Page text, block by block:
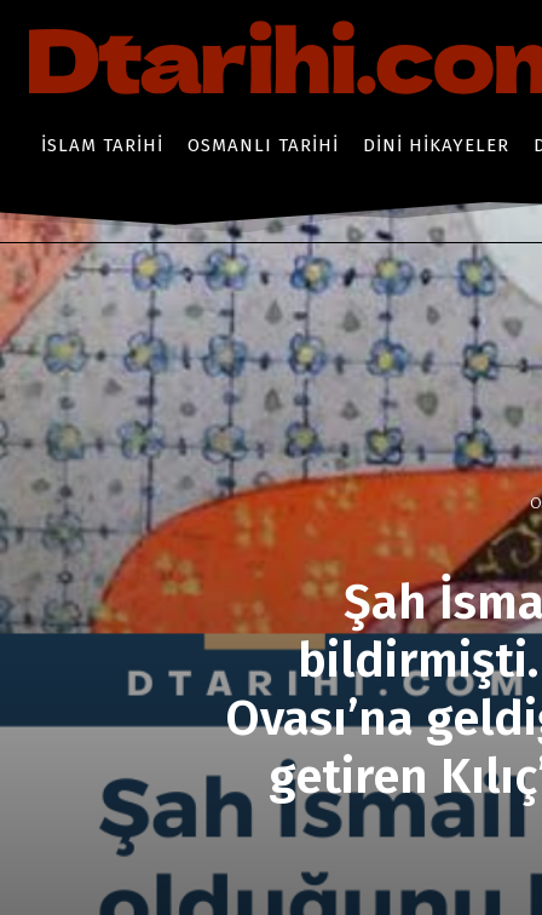
İSLAM TARIHI OSMANLI TARIHI DINI HIKAYELER
Şah
bildirmişti.
Ovası’na
getiren